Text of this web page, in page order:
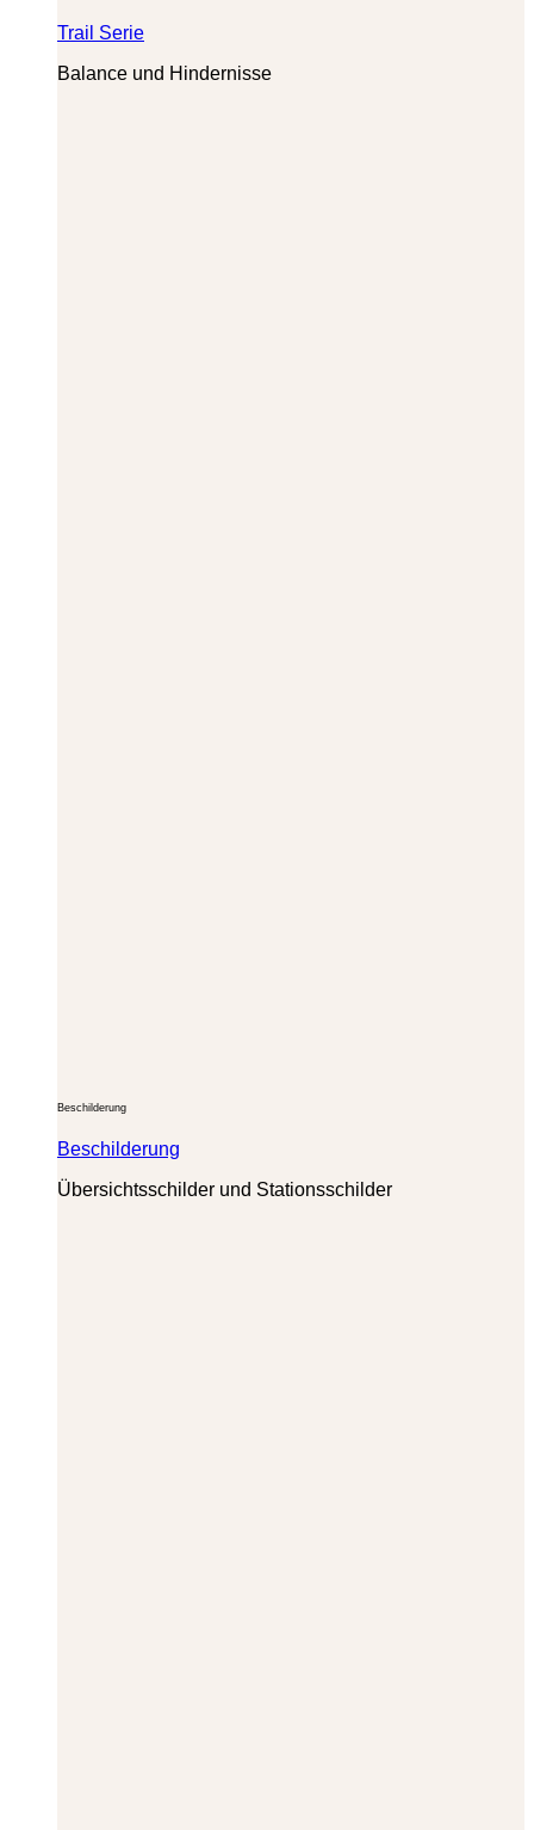
Trail Serie
Balance und Hindernisse
Beschilderung
Beschilderung
Übersichtsschilder und Stationsschilder